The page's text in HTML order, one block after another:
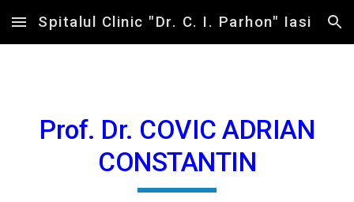
Skip to main content Skip to navigation
Spitalul Clinic "Dr. C. I. Parhon" Iasi
Prof. Dr. COVIC ADRIAN
CONSTANTIN